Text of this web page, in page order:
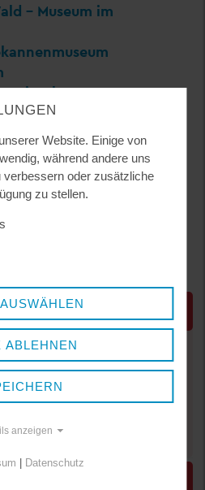
– Museum im
AUSSENRUM
Schloss Fürsteneck
von Frauenau –
Besucherzentrum
Website. Einige von
während andere uns
verbessern oder zusätzliche
zu stellen.
ABLEHNEN
anzeigen
Datenschutz